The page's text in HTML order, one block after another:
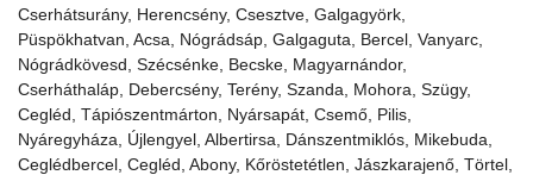
Cserhátsurány, Herencsény, Csesztve, Galgagyörk,
Püspökhatvan, Acsa, Nógrádsáp, Galgaguta, Bercel, Vanyarc,
Nógrádkövesd, Szécsénke, Becske, Magyarnándor,
Cserháthaláp, Debercsény, Terény, Szanda, Mohora, Szügy,
Cegléd, Tápiószentmárton, Nyársapát, Csemő, Pilis,
Nyáregyháza, Újlengyel, Albertirsa, Dánszentmiklós, Mikebuda,
Ceglédbercel, Cegléd, Abony, Kőröstetétlen, Jászkarajenő, Törtel,